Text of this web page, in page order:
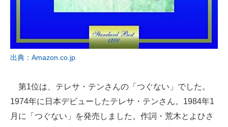
出典：Amazon.co.jp
第1位は、テレサ・テンさんの「つぐない」でした。
1974年に日本デビューしたテレサ・テンさん。1984年1
月に「つぐない」を発売しました。作詞・荒木とよひさ